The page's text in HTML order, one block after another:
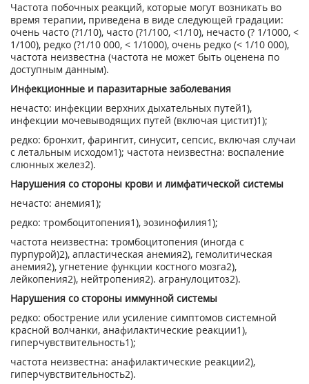
Частота побочных реакций, которые могут возникать во
время терапии, приведена в виде следующей градации:
очень часто (?1/10), часто (?1/100, <1/10), нечасто (? 1/1000, <
1/100), редко (?1/10 000, < 1/1000), очень редко (< 1/10 000),
частота неизвестна (частота не может быть оценена по
доступным данным).
Инфекционные и паразитарные заболевания
нечасто: инфекции верхних дыхательных путей1),
инфекции мочевыводящих путей (включая цистит)1);
редко: бронхит, фарингит, синусит, сепсис, включая случаи
с летальным исходом1); частота неизвестна: воспаление
слюнных желез2).
Нарушения со стороны крови и лимфатической системы
нечасто: анемия1);
редко: тромбоцитопения1), эозинофилия1);
частота неизвестна: тромбоцитопения (иногда с
пурпурой)2), апластическая анемия2), гемолитическая
анемия2), угнетение функции костного мозга2),
лейкопения2), нейтропения2). агранулоцитоз2).
Нарушения со стороны иммунной системы
редко: обострение или усиление симптомов системной
красной волчанки, анафилактические реакции1),
гиперчувствительность1);
частота неизвестна: анафилактические реакции2),
гиперчувствительность2).